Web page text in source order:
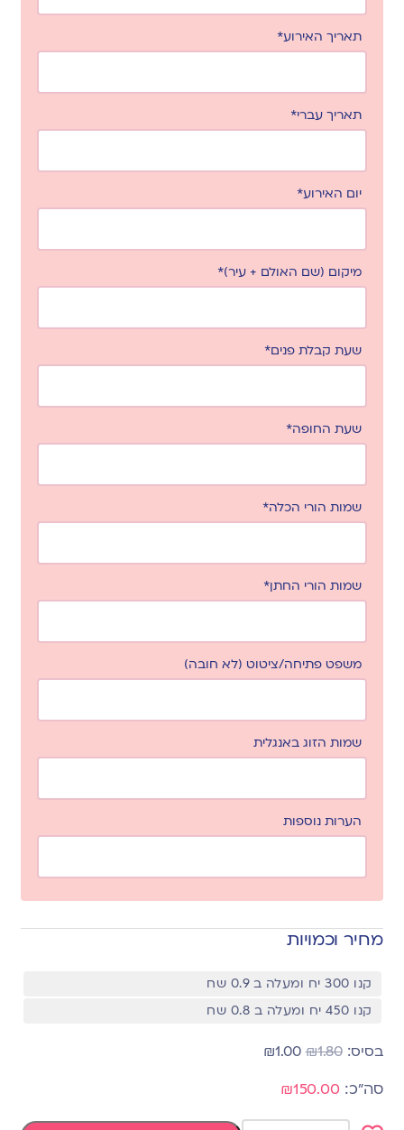
תאריך האירוע*
תאריך עברי*
יום האירוע*
מיקום (שם האולם + עיר)*
שעת קבלת פנים*
שעת החופה*
שמות הורי הכלה*
שמות הורי החתן*
משפט פתיחה/ציטוט (לא חובה)
שמות הזוג באנגלית
הערות נוספות
מחיר וכמויות
קנו 300 יח ומעלה ב 0.9 שח
קנו 450 יח ומעלה ב 0.8 שח
₪1.80
₪1.00
₪150.00